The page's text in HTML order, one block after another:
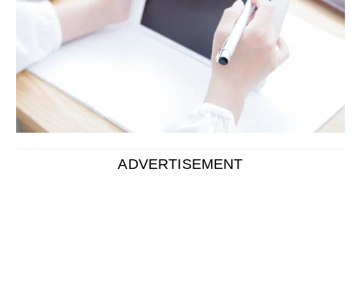
パソコン内に文字やイラストを手書きできる機器の「ペ